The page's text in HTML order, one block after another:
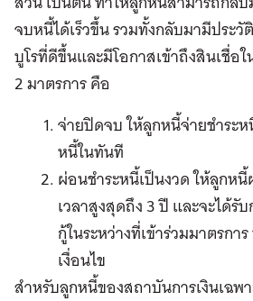
จบหนี้ได้เร็วขึ้น รวมทั้งกลับมามีประวั
บูโรที่ดีขึ้นและมีโอกาสเข้าถึงสินเชื่อ
2 มาตรการ คือ
จ่ายปิดจบ ให้ลูกหนี้จ่ายชำระ
หนี้ในทันที
ผ่อนชำระหนี้เป็นงวด ให้ลูกหนี้
เวลาสูงสุดถึง 3 ปี และจะได้รั
กู้ในระหว่างที่เข้าร่วมมาตรก
เงื่อนไข
สำหรับลูกหนี้ของสถาบันการเงินเฉพ